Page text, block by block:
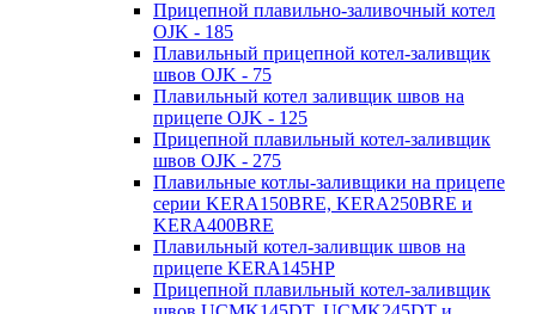
Прицепной плавильно-заливочный котел
OJK - 185
Плавильный прицепной котел-заливщик
швов OJK - 75
Плавильный котел заливщик швов на
прицепе OJK - 125
Прицепной плавильный котел-заливщик
швов OJK - 275
Плавильные котлы-заливщики на прицепе
серии KERA150BRE, KERA250BRE и
KERA400BRE
Плавильный котел-заливщик швов на
прицепе KERA145HP
Прицепной плавильный котел-заливщик